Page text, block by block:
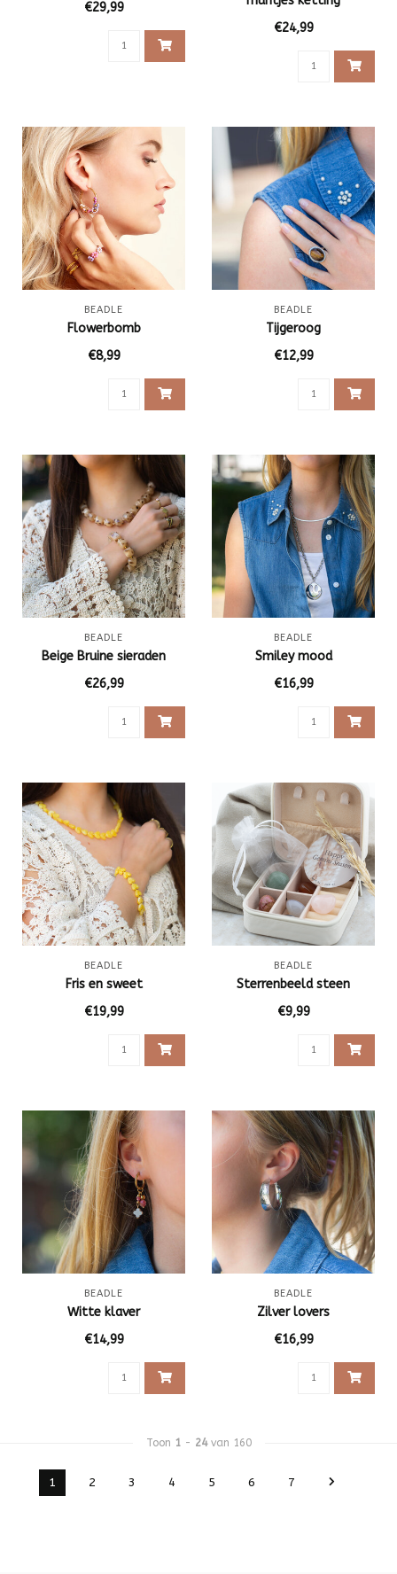
€29,99
€24,99
BEADLE
Flowerbomb
€8,99
BEADLE
Tijgeroog
€12,99
BEADLE
Beige Bruine sieraden
€26,99
BEADLE
Smiley mood
€16,99
BEADLE
Fris en sweet
€19,99
BEADLE
Sterrenbeeld steen
€9,99
BEADLE
Witte klaver
€14,99
BEADLE
Zilver lovers
€16,99
Toon 1- 24van 160
1 2 3 4 5 6 7